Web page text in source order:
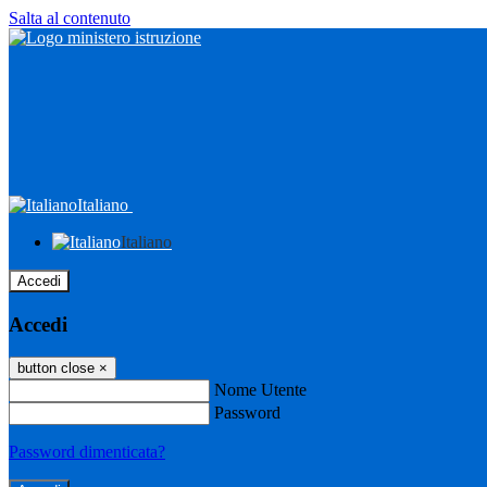
Salta al contenuto
Italiano
Italiano
Accedi
Accedi
button close ×
Nome Utente
Password
Password dimenticata?